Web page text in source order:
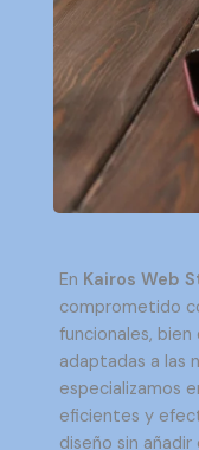
En Kairos Web
comprometido
funcionales,
adaptadas a las
especializamos
eficientes y
diseño sin